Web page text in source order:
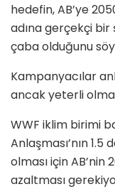
hedefin, AB’ye
adına gerçekçi
çaba olduğunu
Kampanyacılar
ancak yeterli
WWF iklim birimi
Anlaşması’nın 1.5
olması için AB’nin
azaltması